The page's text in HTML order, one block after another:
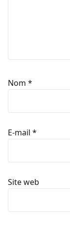
Nom *
E-mail *
Site web